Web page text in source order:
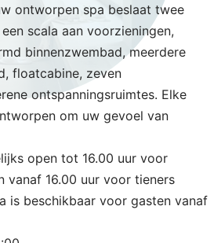
ontworpen spa beslaat twee
scala aan voorzieningen,
binnenzwembad, meerdere
floatcabine, zeven
ontspanningsruimtes. Elke
om uw gevoel van
open tot 16.00 uur voor
vanaf 16.00 uur voor tieners
is beschikbaar voor gasten vanaf